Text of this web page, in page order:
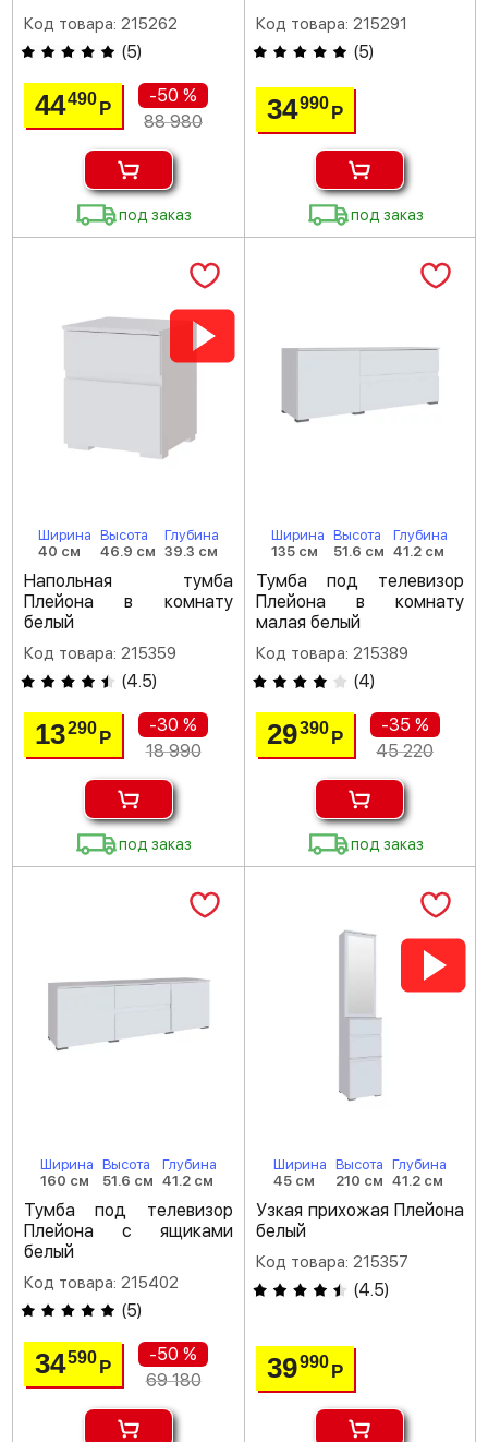
Код товара: 215262
(5)
44490Р
-50 %
88 980
под заказ
Код товара: 215291
(5)
34990 Р
под заказ
Ширина
40 см
Высота
46.9 см
Глубина
39.3 см
Напольная тумба
Плейона в комнату
белый
Код товара: 215359
(4.5)
13290Р
-30 %
18 990
под заказ
Ширина
135 см
Высота
51.6 см
Глубина
41.2 см
Тумба под телевизор
Плейона в комнату
малая белый
Код товара: 215389
(4)
29390 Р
-35 %
45 220
под заказ
Ширина
160 см
Высота
51.6 см
Глубина
41.2 см
Тумба под телевизор
Плейона с ящиками
белый
Код товара: 215402
(5)
34590Р
-50 %
69 180
Ширина
45 см
Высота
210 см
Глубина
41.2 см
Узкая прихожая Плейона
белый
Код товара: 215357
(4.5)
39990 Р